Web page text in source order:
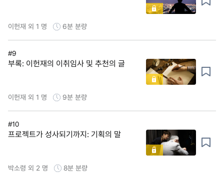
이헌재 외 1 명 6분 분량
#9
부록: 이헌재의 이취임사 및 추천의 글
이헌재 외 1 명 9분 분량
#10
프로젝트가 성사되기까지: 기획의 말
박소령 외 2 명 8분 분량